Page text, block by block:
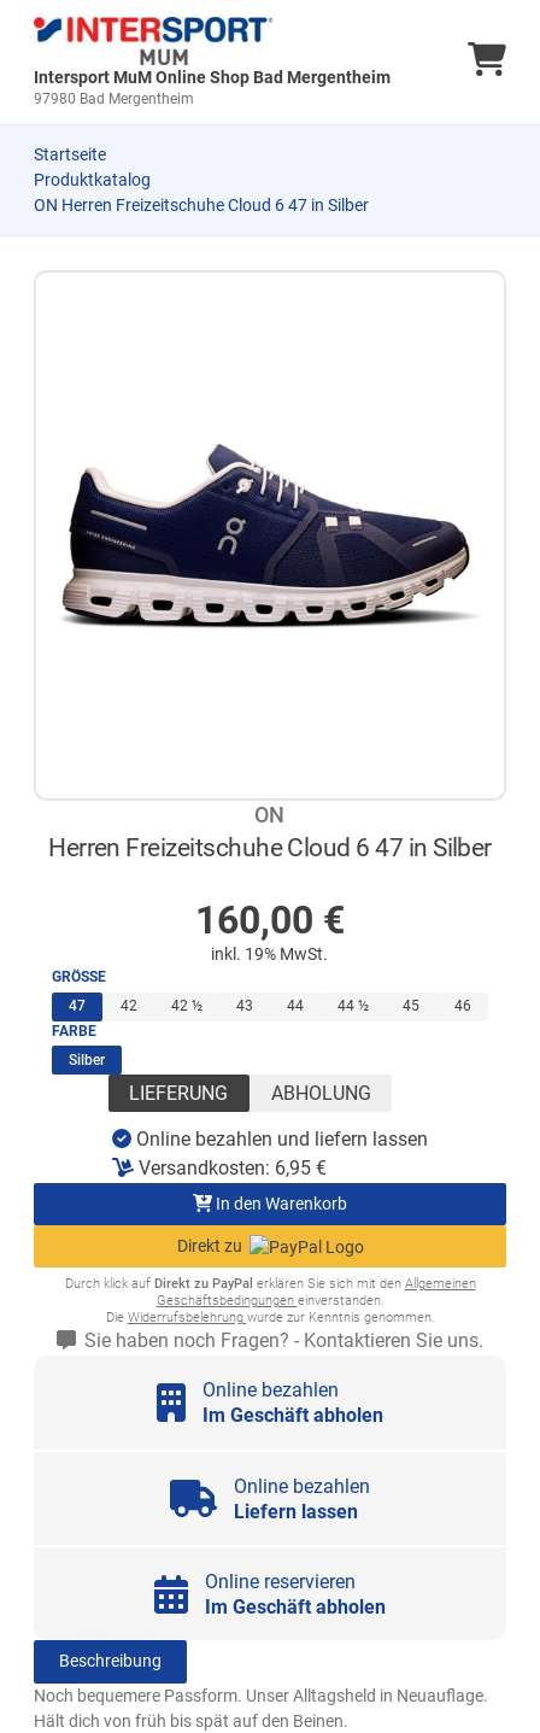
Intersport MuM Online Shop Bad Mergentheim
97980 Bad Mergentheim
Startseite
Produktkatalog
ON Herren Freizeitschuhe Cloud 6 47 in Silber
ON
Herren Freizeitschuhe Cloud 6 47 in Silber
160,00 €
inkl. 19% MwSt.
GRÖSSE
47(ausgewählt)
42 42 ½ 43 44 44 ½ 45
46
FARBE
Silber(ausgewählt)
LIEFERUNG ABHOLUNG
Online bezahlen und liefern lassen
Versandkosten: 6,95 €
In den Warenkorb
Direkt zu
Durch klick auf Direkt zu PayPal erklären Sie sich mit den Allgemeinen
Geschäftsbedingungen einverstanden.
Die Widerrufsbelehrung wurde zur Kenntnis genommen.
Sie haben noch Fragen? - Kontaktieren Sie uns.
Online bezahlen
Im Geschäft abholen
Online bezahlen
Liefern lassen
Online reservieren
Im Geschäft abholen
Beschreibung
Noch bequemere Passform. Unser Alltagsheld in Neuauflage.
Hält dich von früh bis spät auf den Beinen.